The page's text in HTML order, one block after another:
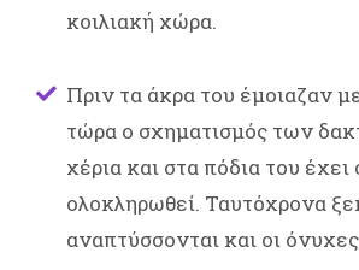
κοιλιακή χώρα.
Πριν τα άκρα του έμοιαζαν
τώρα ο σχηματισμός των
χέρια και στα πόδια του
ολοκληρωθεί. Ταυτόχρονα
αναπτύσσονται και οι